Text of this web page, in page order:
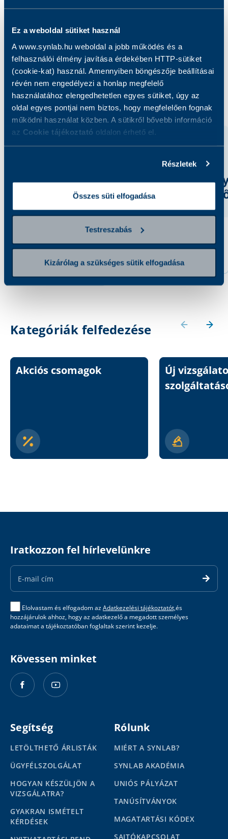
Ez a weboldal sütiket használ
A www.synlab.hu weboldal a jobb működés és a
felhasználói élmény javítása érdekében HTTP-sütiket
(cookie-kat) használ. Amennyiben böngészője beállításai
révén nem engedélyezi a honlap megfelelő
használatához elengedhetetlen egyes sütiket, úgy az
oldal egyes pontjai nem biztos, hogy megfelelően fognak
működni használat közben. A sütikről bővebb információ
az Cookie tájékoztató oldalon érhető el.
Részletek
Összes süti elfogadása
Testreszabás
Kizárólag a szükséges sütik elfogadása
A vizsgálat során az alfa-1 antitripszin
Kapcsolódó szolgáltatások
antitripszin
9 200 Ft
Kategóriák felfedezése
Akciós csomagok
Új
Iratkozzon fel hírlevelünkre
Email
Address
Elolvastam és elfogadom azAdatkezelési tájékoztatót,és
hozzájárulok ahhoz, hogy az adatkezelő a megadott személyes
adataimat a tájékoztatóban foglaltak szerint kezelje.
Kövessen minket
Segítség
LETÖLTHETŐ ÁRLISTÁK
ÜGYFÉLSZOLGÁLAT
HOGYAN KÉSZÜLJÖN A
VIZSGÁLATRA?
GYAKRAN ISMÉTELT
KÉRDÉSEK
Rólunk
MIÉRT A SYNLAB?
SYNLAB AKADÉMIA
UNIÓS PÁLYÁZAT
TANÚSÍTVÁNYOK
MAGATARTÁSI KÓDEX
SAJTÓKAPCSOLAT